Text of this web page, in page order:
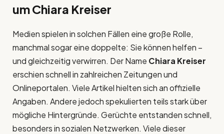
um Chiara Kreiser
Medien spielen in solchen Fällen eine große Rolle,
manchmal sogar eine doppelte: Sie können helfen –
und gleichzeitig verwirren. Der Name Chiara Kreiser
erschien schnell in zahlreichen Zeitungen und
Onlineportalen. Viele Artikel hielten sich an offizielle
Angaben. Andere jedoch spekulierten teils stark über
mögliche Hintergründe. Gerüchte entstanden schnell,
besonders in sozialen Netzwerken. Viele dieser